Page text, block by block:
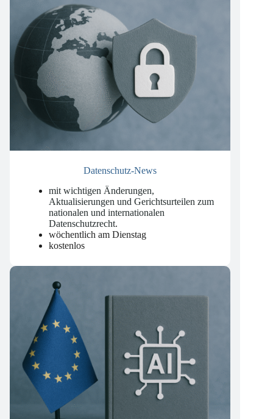
Datenschutz-News
mit wichtigen Änderungen,
Aktualisierungen und Gerichtsurteilen zum
nationalen und internationalen
Datenschutzrecht.
wöchentlich am Dienstag